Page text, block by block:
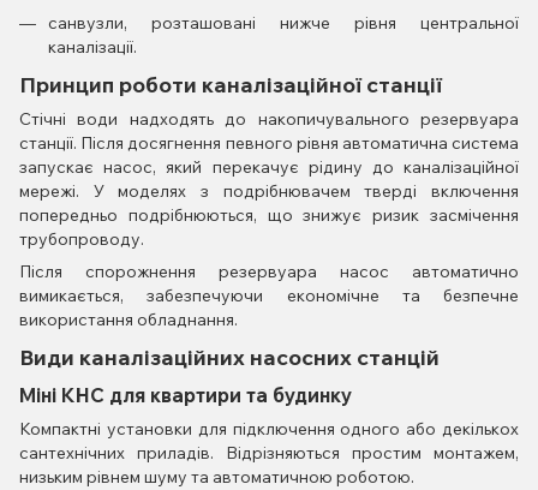
санвузли, розташовані нижче рівня центральної
каналізації.
Принцип роботи каналізаційної станції
Стічні води надходять до накопичувального резервуара
станції. Після досягнення певного рівня автоматична система
запускає насос, який перекачує рідину до каналізаційної
мережі. У моделях з подрібнювачем тверді включення
попередньо подрібнюються, що знижує ризик засмічення
трубопроводу.
Після спорожнення резервуара насос автоматично
вимикається, забезпечуючи економічне та безпечне
використання обладнання.
Види каналізаційних насосних станцій
Міні КНС для квартири та будинку
Компактні установки для підключення одного або декількох
сантехнічних приладів. Відрізняються простим монтажем,
низьким рівнем шуму та автоматичною роботою.